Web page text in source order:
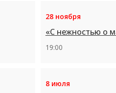
28 ноября
«С нежностью о
19:00
8 июля